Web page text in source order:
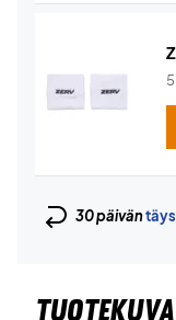
30 päivän